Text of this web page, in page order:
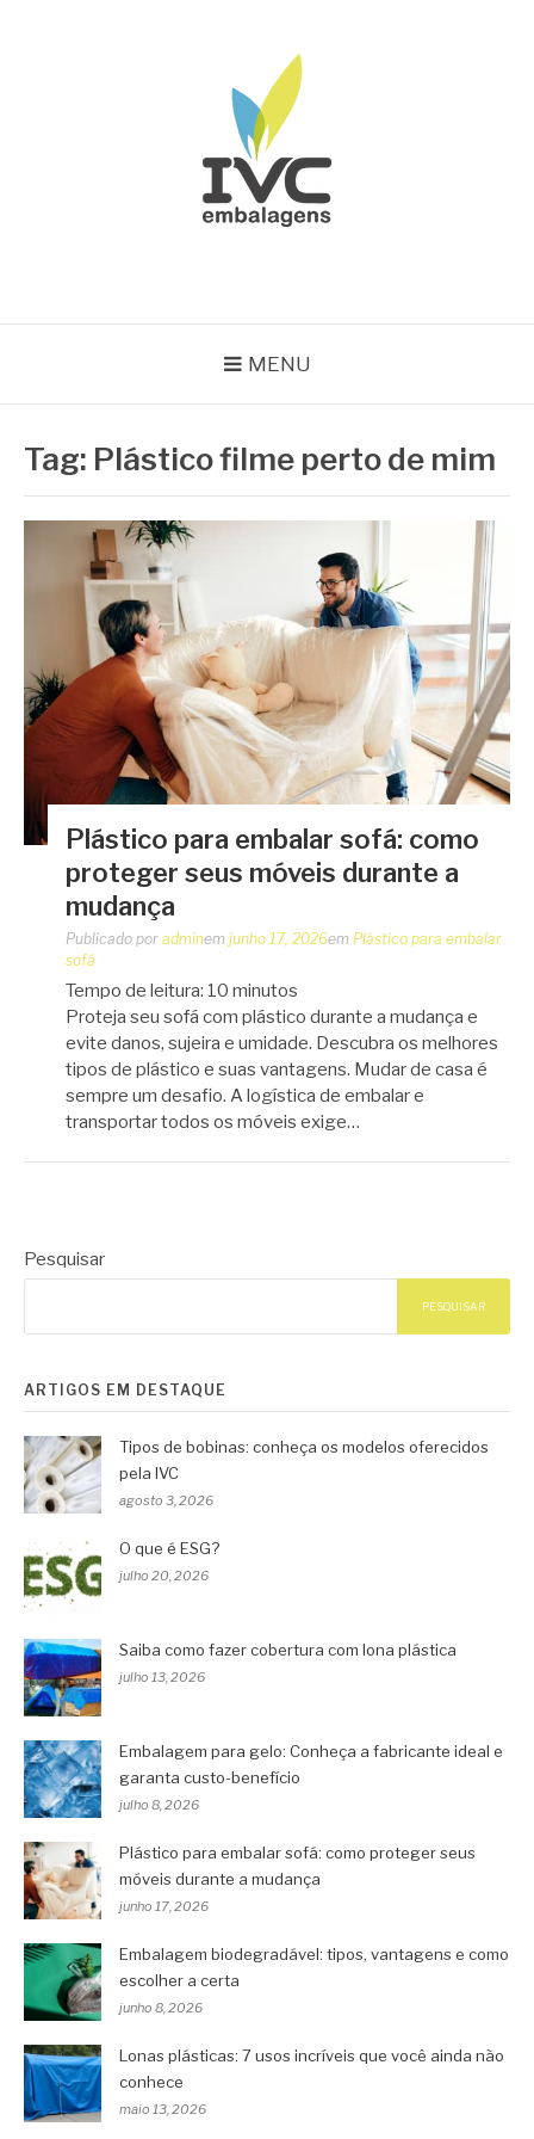
MENU
Tag: Plástico filme perto de mim
Plástico para embalar sofá: como
proteger seus móveis durante a
mudança
Publicado por adminem junho 17, 2026em Plástico para embalar
sofá
Tempo de leitura: 10 minutos
Proteja seu sofá com plástico durante a mudança e
evite danos, sujeira e umidade. Descubra os melhores
tipos de plástico e suas vantagens. Mudar de casa é
sempre um desafio. A logística de embalar e
transportar todos os móveis exige…
Pesquisar
PESQUISAR
ARTIGOS EM DESTAQUE
Tipos de bobinas: conheça os modelos oferecidos
pela IVC
agosto 3, 2026
O que é ESG?
julho 20, 2026
Saiba como fazer cobertura com lona plástica
julho 13, 2026
Embalagem para gelo: Conheça a fabricante ideal e
garanta custo-benefício
julho 8, 2026
Plástico para embalar sofá: como proteger seus
móveis durante a mudança
junho 17, 2026
Embalagem biodegradável: tipos, vantagens e como
escolher a certa
junho 8, 2026
Lonas plásticas: 7 usos incríveis que você ainda não
conhece
maio 13, 2026